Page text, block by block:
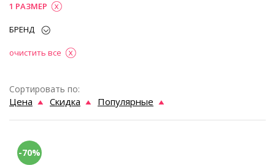
1 РАЗМЕР
БРЕНД
очистить все
Сортировать по:
Цена Скидка Популярные
-70%